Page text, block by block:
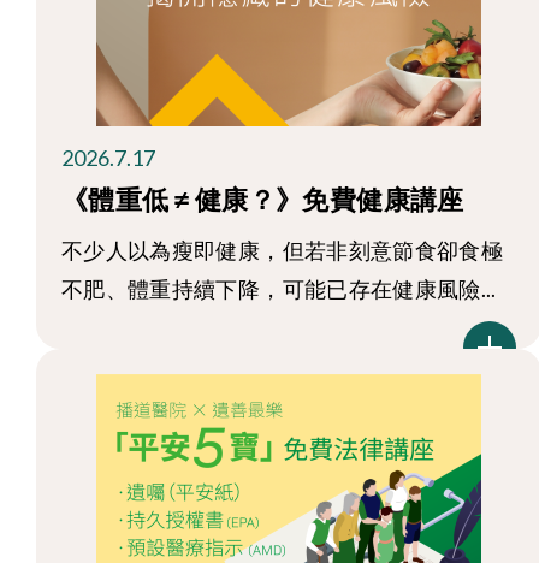
2026.7.17
《體重低 ≠ 健康？》免費健康講座
不少人以為瘦即健康，但若非刻意節食卻食極
不肥、體重持續下降，可能已存在健康風險...